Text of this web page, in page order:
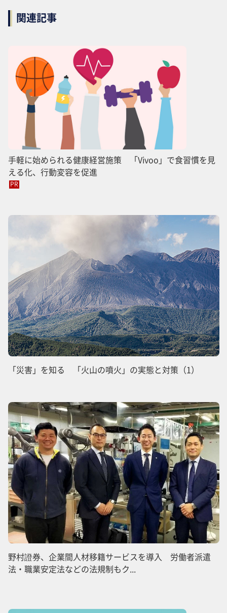
関連記事
手軽に始められる健康経営施策 「Vivoo」で食習慣を見
える化、行動変容を促進
PR
「災害」を知る 「火山の噴火」の実態と対策（1）
野村證券、企業間人材移籍サービスを導入 労働者派遣
法・職業安定法などの法規制もク...